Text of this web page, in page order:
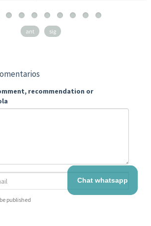
ant sig
recommendation or
published
Chat whatsapp